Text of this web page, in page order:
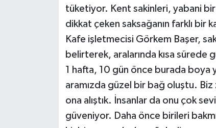
tüketiyor. Kent sakinleri, yabani bir
dikkat çeken saksağanın farklı
Kafe işletmecisi Görkem Başer,
belirterek, aralarında kısa sürede
1 hafta, 10 gün önce burada boya
aramızda güzel bir bağ oluştu. Biz
ona alıştık. İnsanlar da onu çok
güveniyor. Daha önce birileri